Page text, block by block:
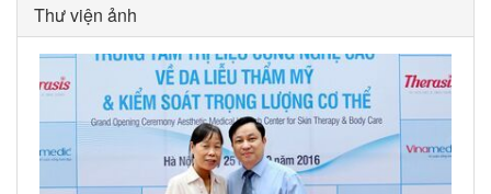
Thư viện ảnh